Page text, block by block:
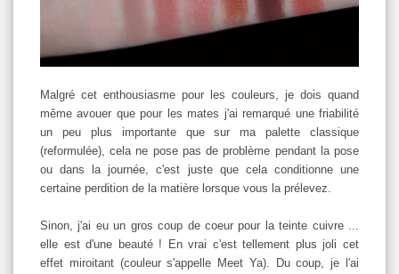
Malgré cet enthousiasme pour les couleurs, je dois quand
même avouer que pour les mates j'ai remarqué une friabilité
un peu plus importante que sur ma palette classique
(reformulée), cela ne pose pas de problème pendant la pose
ou dans la journée, c'est juste que cela conditionne une
certaine perdition de la matière lorsque vous la prélevez.
Sinon, j'ai eu un gros coup de coeur pour la teinte cuivre ...
elle est d'une beauté ! En vrai c'est tellement plus joli cet
effet miroitant (couleur s'appelle Meet Ya). Du coup, je l'ai